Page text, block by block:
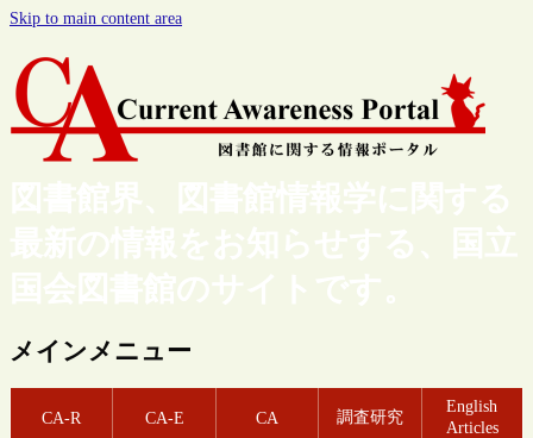
Skip to main content area
図書館界、図書館情報学に関する
最新の情報をお知らせする、国立
国会図書館のサイトです。
メインメニュー
CA-R CA-E CA 調査研究
English
Articles